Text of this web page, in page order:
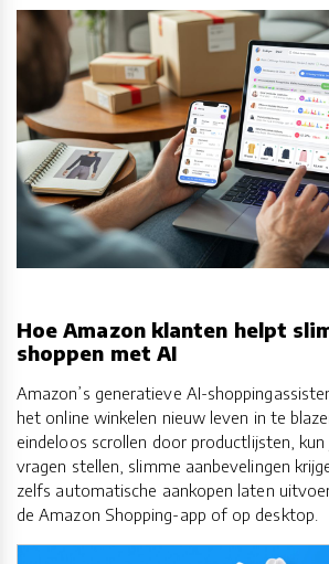
Hoe Amazon klanten helpt
shoppen met AI
Amazon’s generatieve AI-
het online winkelen nieuw leven in te
eindeloos scrollen door productlijsten,
vragen stellen, slimme aanbevelingen
zelfs automatische aankopen laten
de Amazon Shopping-app of op desktop.